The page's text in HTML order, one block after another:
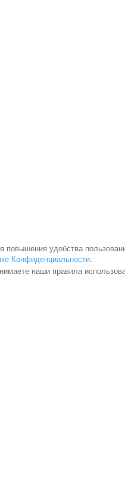
повышения удобства
Конфиденциальности.
наши правила